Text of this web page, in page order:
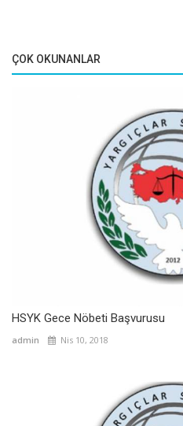
ÇOK OKUNANLAR
HSYK Gece Nöbeti Başvurusu
admin Nis 10, 2018